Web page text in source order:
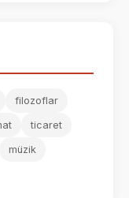
filozoflar
ticaret
müzik